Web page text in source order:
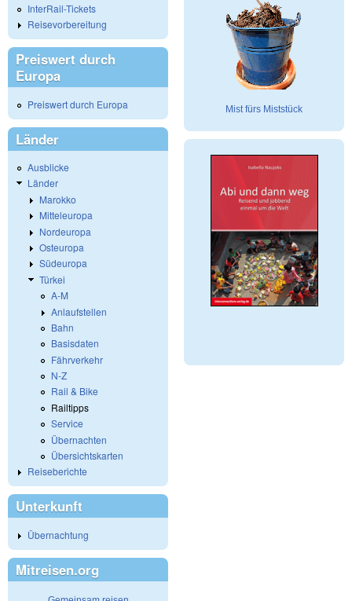
InterRail-Tickets
Reisevorbereitung
Preiswert durch
Europa
Preiswert durch Europa
Länder
Ausblicke
Länder
Marokko
Mitteleuropa
Nordeuropa
Osteuropa
Südeuropa
Türkei
A-M
Anlaufstellen
Bahn
Basisdaten
Fährverkehr
N-Z
Rail & Bike
Railtipps
Service
Übernachten
Übersichtskarten
Reiseberichte
Unterkunft
Übernachtung
Mitreisen.org
Mist fürs Miststück